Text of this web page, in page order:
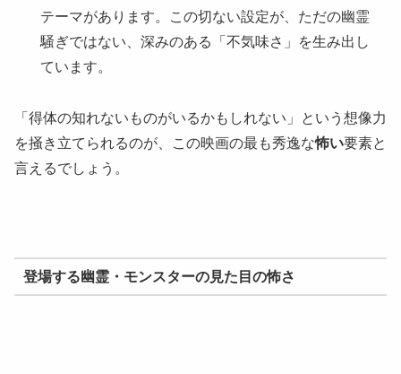
テーマがあります。この切ない設定が、ただの幽霊
騒ぎではない、深みのある「不気味さ」を生み出し
ています。
「得体の知れないものがいるかもしれない」という想像力
を掻き立てられるのが、この映画の最も秀逸な怖い要素と
言えるでしょう。
登場する幽霊・モンスターの見た目の怖さ